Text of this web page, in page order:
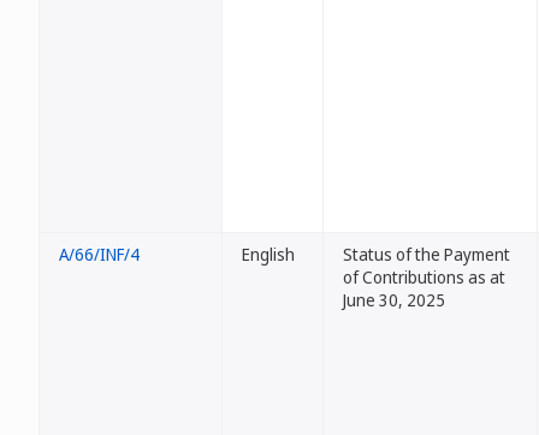
A/66/INF/4 English
Status of the Payment
of Contributions as at
June 30, 2025